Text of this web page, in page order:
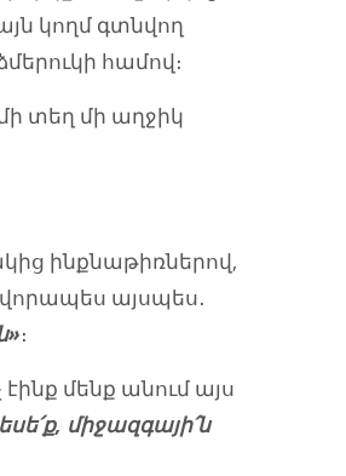
կողմ գտնվող
համով։
տեղ մի աղջիկ
ինքնաթիռներով,
այսպես․
։
մենք անում այս
միջազգայի՛ն